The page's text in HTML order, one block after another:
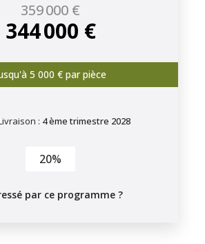
359 000 €
344 000 €
5 000 € par pièce
: 4 ème trimestre 2028
20%
par ce programme ?